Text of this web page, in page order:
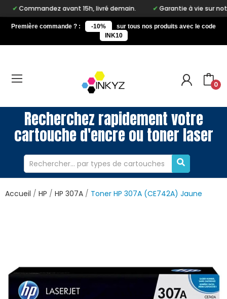
avant 15h, livré demain. Garantie à vie sur notre marque
Première commande ? : -10%
sur tous nos produits avec le code
INK10
0
Recherchez rapidement votre
cartouche d'encre ou toner laser
Accueil HP HP 307A Toner HP 307A (CE742A) Jaune